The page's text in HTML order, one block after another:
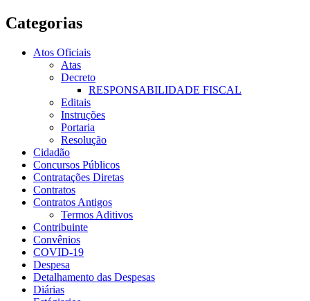
Categorias
Atos Oficiais
Atas
Decreto
RESPONSABILIDADE FISCAL
Editais
Instruções
Portaria
Resolução
Cidadão
Concursos Públicos
Contratações Diretas
Contratos
Contratos Antigos
Termos Aditivos
Contribuinte
Convênios
COVID-19
Despesa
Detalhamento das Despesas
Diárias